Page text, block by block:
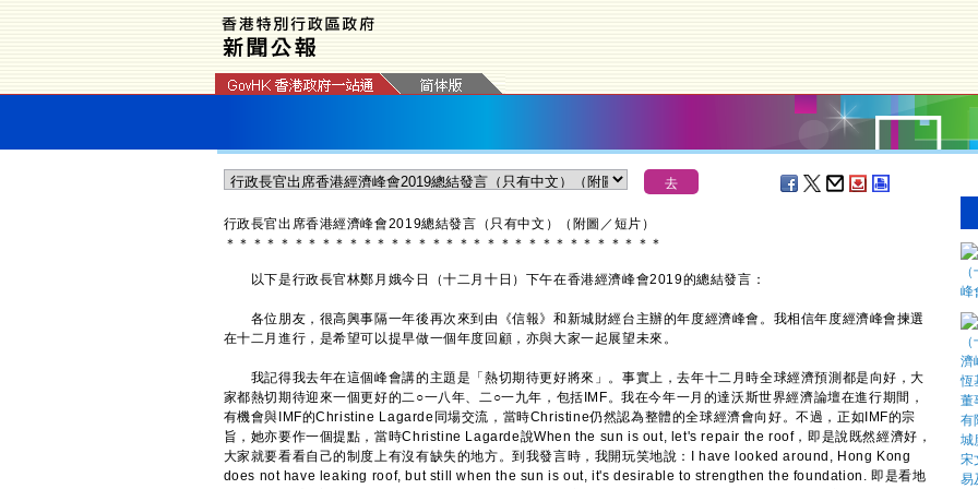
行政長官出席香港經濟峰會2019總結發言（只有中文）（附圖／短片）
＊ ＊ ＊ ＊ ＊ ＊ ＊ ＊ ＊ ＊ ＊ ＊ ＊ ＊ ＊ ＊ ＊ ＊ ＊ ＊ ＊ ＊ ＊ ＊ ＊ ＊ ＊ ＊ ＊ ＊ ＊ ＊
以下是行政長官林鄭月娥今日（十二月十日）下午在香港經濟峰會2019的總結發言：
各位朋友，很高興事隔一年後再次來到由《信報》和新城財經台主辦的年度經濟峰會。我相信年度經濟峰會揀選
在十二月進行，是希望可以提早做一個年度回顧，亦與大家一起展望未來。
我記得我去年在這個峰會講的主題是「熱切期待更好將來」。事實上，去年十二月時全球經濟預測都是向好，大
家都熱切期待迎來一個更好的二○一八年、二○一九年，包括IMF。我在今年一月的達沃斯世界經濟論壇在進行期間，
有機會與IMF的Christine Lagarde同場交流，當時Christine仍然認為整體的全球經濟會向好。不過，正如IMF的宗
旨，她亦要作一個提點，當時Christine Lagarde說When the sun is out, let's repair the roof，即是說既然經濟好，
大家就要看看自己的制度上有沒有缺失的地方。到我發言時，我開玩笑地說：I have looked around, Hong Kong
does not have leaking roof, but still when the sun is out, it's desirable to strengthen the foundation. 即是看地